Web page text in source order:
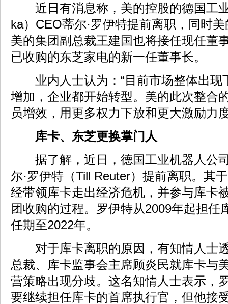
近日有消息称，美的控股的德国工
ka）CEO蒂尔·罗伊特提前离职，同时
美的集团副总裁王建国也将接任现任董
已收购的东芝家电的新一任董事长。
业内人士认为：“目前市场整体出现
增加，企业都开始转型。美的此次整合
员增效，用更多权力下放和更大激励力
库卡、东芝更换掌门人
据了解，近日，德国工业机器人公
尔·罗伊特（Till Reuter）提前离职。其
经带领库卡走出经济危机，并参与库卡
团收购的过程。罗伊特从2009年起担任
任期至2022年。
对于库卡离职的原因，有知情人士
总裁、库卡监事会主席顾炎民就库卡与
营策略出现分歧。这名知情人士表示，
要继续担任库卡的首席执行官，但他接